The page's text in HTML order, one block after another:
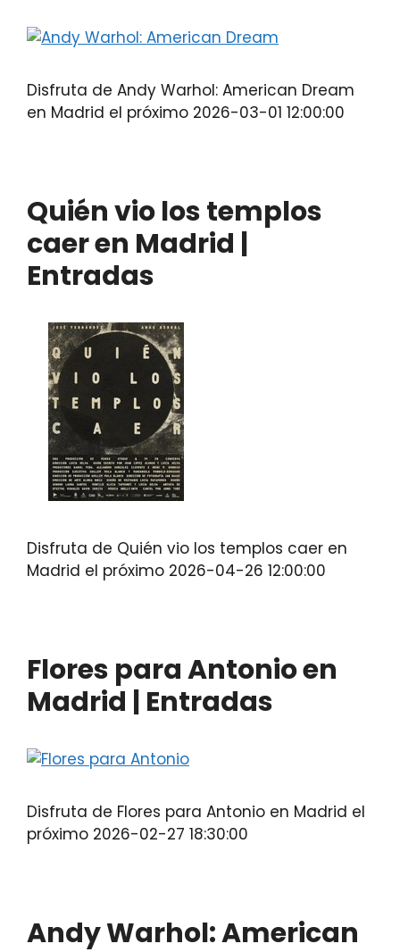
Disfruta de Andy Warhol: American Dream
en Madrid el próximo 2026-03-01 12:00:00
Quién vio los templos
caer en Madrid |
Entradas
Disfruta de Quién vio los templos caer en
Madrid el próximo 2026-04-26 12:00:00
Flores para Antonio en
Madrid | Entradas
Disfruta de Flores para Antonio en Madrid el
próximo 2026-02-27 18:30:00
Andy Warhol: American